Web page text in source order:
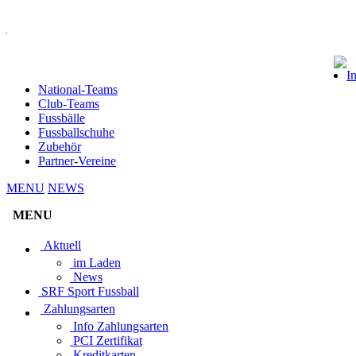
National-Teams
Club-Teams
Fussbälle
Fussballschuhe
Zubehör
Partner-Vereine
MENU NEWS
MENU
Aktuell
im Laden
News
SRF Sport Fussball
Zahlungsarten
Info Zahlungsarten
PCI Zertifikat